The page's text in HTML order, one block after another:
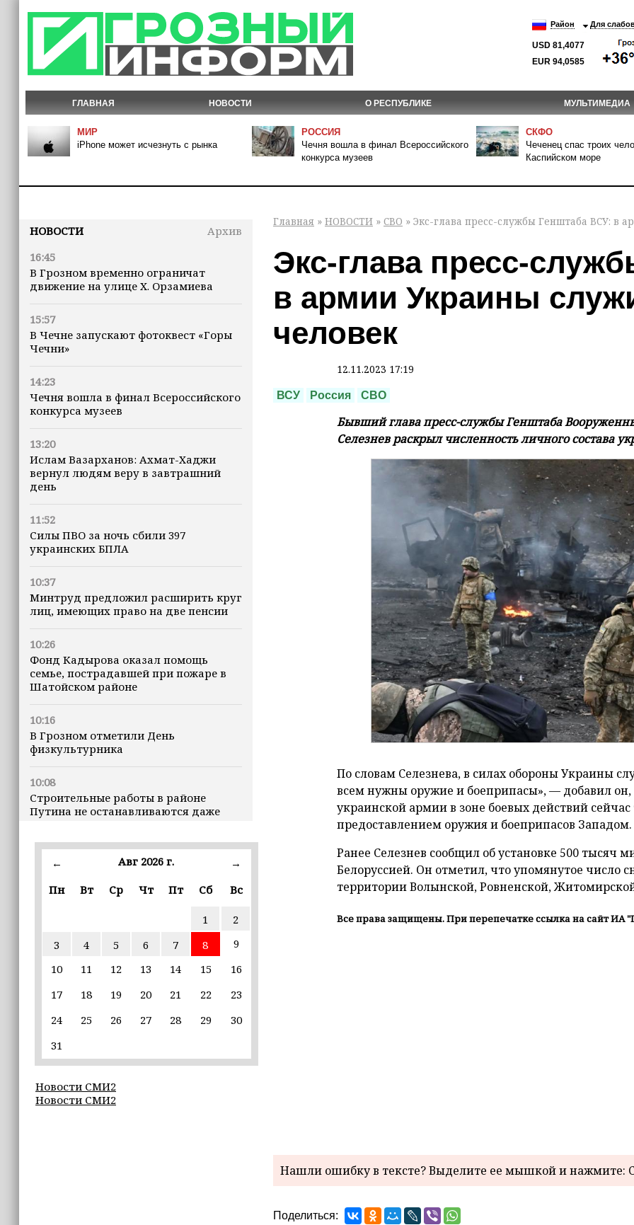
Район Для
USD 81,4077
EUR 94,0585
ГЛАВНАЯ НОВОСТИ О РЕСПУБЛИКЕ МУЛЬТИМЕДИА
МИР
iPhone может исчезнуть с рынка
РОССИЯ
Чечня вошла в финал Всероссийского
конкурса музеев
СКФО
Чеченец спас троих
Каспийском море
НОВОСТИ
Архив
16:45
В Грозном временно ограничат
движение на улице Х. Орзамиева
15:57
В Чечне запускают фотоквест «Горы
Чечни»
14:23
Чечня вошла в финал Всероссийского
конкурса музеев
13:20
Ислам Вазарханов: Ахмат-Хаджи
вернул людям веру в завтрашний
день
11:52
Силы ПВО за ночь сбили 397
украинских БПЛА
10:37
Минтруд предложил расширить круг
лиц, имеющих право на две пенсии
10:26
Фонд Кадырова оказал помощь
семье, пострадавшей при пожаре в
Шатойском районе
10:16
В Грозном отметили День
физкультурника
10:08
Строительные работы в районе
Путина не останавливаются даже
марта
В пяти школах столицы обновляют
инфраструктуру по госпрограмме
Силы ПВО сбили 75 БПЛА над
сутки
20:09
19:37
← Авг 2026 г.
→
Пн
Вт Ср Чт Пт Сб Вс
1
2
3
4 5 6 7 8
9
10
11 12 13 14 15
16
17
18 19 20 21 22
23
24
25 26 27 28 29
30
31
Новости СМИ2
Новости СМИ2
Главная » НОВОСТИ » СВО » Экс-глава пресс-службы Генштаба ВСУ: в
Экс-глава пресс-
в армии Украины
человек
12.11.2023 17:19
ВСУ Россия СВО
Бывший глава пресс-службы Генштаба
Селезнев раскрыл численность личного состава
По словам Селезнева, в силах обороны Украины
всем нужны оружие и боеприпасы», — добавил
украинской армии в зоне боевых действий
предоставлением оружия и боеприпасов Западом.
Ранее Селезнев сообщил об установке 500 тысяч
Белоруссией. Он отметил, что упомянутое число
территории Волынской, Ровненской,
Все права защищены. При перепечатке ссылка на сайт ИА
Нашли ошибку в тексте? Выделите ее мышкой и нажмите:
Поделиться: